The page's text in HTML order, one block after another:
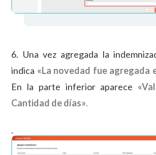
6. Una vez agregada la
indica «La novedad fue agregada
En la parte inferior aparece «
Cantidad de días».